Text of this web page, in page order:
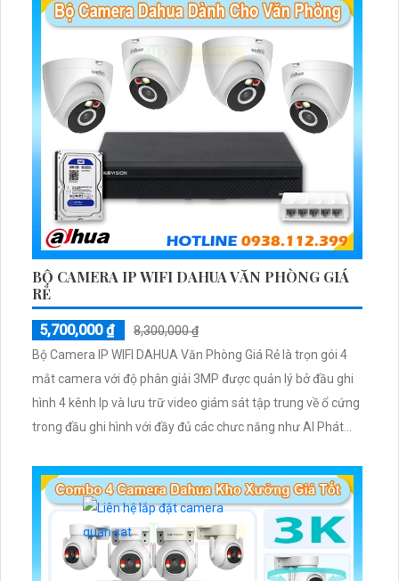
BỘ CAMERA IP WIFI DAHUA VĂN PHÒNG GIÁ
RẺ
5,700,000 ₫
8,300,000 ₫
Bộ Camera IP WIFI DAHUA Văn Phòng Giá Rẻ là trọn gói 4
mắt camera với độ phân giải 3MP được quản lý bở đầu ghi
hình 4 kênh Ip và lưu trữ video giám sát tập trung về ổ cứng
trong đầu ghi hình với đầy đủ các chưc năng như AI Phát
có màu vào ban đêm